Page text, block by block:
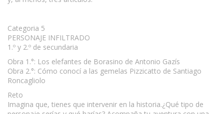
Categoria 5
PERSONAJE INFILTRADO
1.º y 2.º de secundaria
Obra 1.°: Los elefantes de Borasino de Antonio Gazís
Obra 2.°: Cómo conocí a las gemelas Pizzicatto de Santiago
Roncagliolo
Reto
Imagina que, tienes que intervenir en la historia.¿Qué tipo de